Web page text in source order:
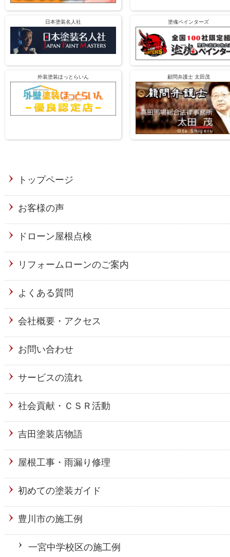
日本塗装名人社 塗魂ペインターズ
外装塗装ほっとらいん 顧問弁護士 太田茂
トップページ
お客様の声
ドローン屋根点検
リフォームローンのご案内
よくある質問
会社概要・アクセス
お問い合わせ
サービスの流れ
社会貢献・ＣＳＲ活動
吉田塗装店物語
屋根工事・雨漏り修理
初めての塗装ガイド
豊川市の施工例
一宮中学校区の施工例